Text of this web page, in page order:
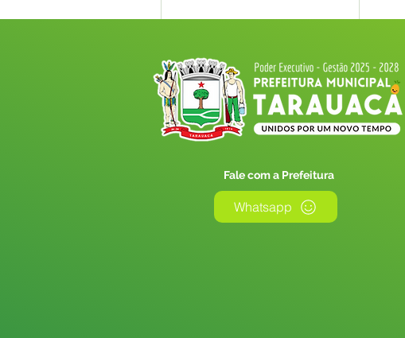
Events
Licitações_Nova
Fale com a Prefeitura
Whatsapp